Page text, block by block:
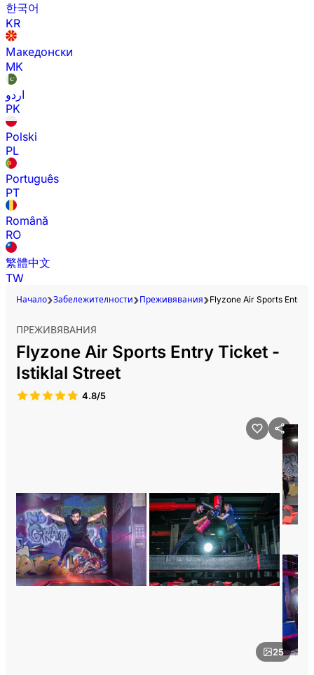
한국어
KR
Македонски
MK
اردو
PK
Polski
PL
Português
PT
Română
RO
繁體中文
TW
Начало Забележителности Преживявания Flyzone Air Sports Entry
25
ПРЕЖИВЯВАНИЯ
Flyzone Air Sports Entry Ticket -
Istiklal Street
4.8/5